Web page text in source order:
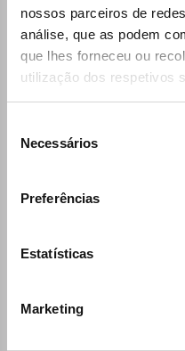
nossos parceiros de
análise, que as podem
que lhes forneceu ou
utilização dos respetivos
Necessários
Preferências
Estatísticas
Marketing
Questions and Answers
Insurances and
Products and Services
MOB'50
RGPD
Contacts Travel
COVID-19